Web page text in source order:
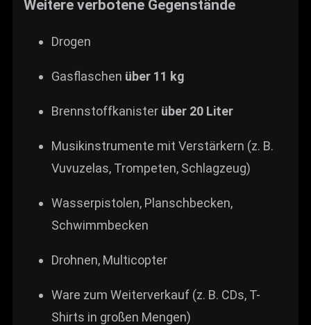
Weitere verbotene Gegenstände
Drogen
Gasflaschen über 11 kg
Brennstoffkanister über 20 Liter
Musikinstrumente mit Verstärkern (z. B.
Vuvuzelas, Trompeten, Schlagzeug)
Wasserpistolen, Planschbecken,
Schwimmbecken
Drohnen, Multicopter
Ware zum Weiterverkauf (z. B. CDs, T-
Shirts in großen Mengen)